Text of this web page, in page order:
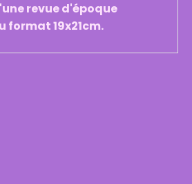
revue d'époque
format 19x21cm.